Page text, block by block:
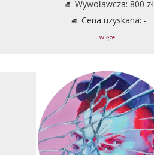
Wywoławcza: 800 zł
Cena uzyskana: -
... więcej ...